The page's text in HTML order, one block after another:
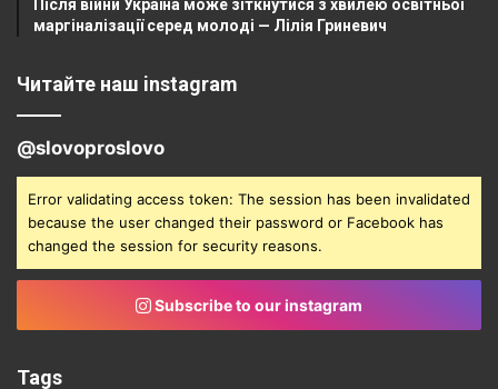
Після війни Україна може зіткнутися з хвилею освітньої
маргіналізації серед молоді — Лілія Гриневич
Читайте наш instagram
@slovoproslovo
Error validating access token: The session has been invalidated
because the user changed their password or Facebook has
changed the session for security reasons.
Subscribe to our instagram
Tags